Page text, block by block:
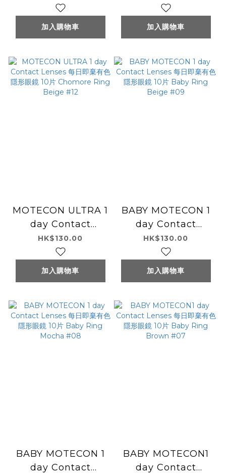
隱形眼鏡 10片
Chomore Candy
加入購物車
隱形眼鏡 10片
Chomore Ring
加入購物車
MOTECON ULTRA 1
day Contact
Lenses 每日即棄有色
隱形眼鏡 10片
Chomore Ring
HK$130.00
加入購物車
BABY MOTECON 1
day Contact
Lenses 每日即棄有色
隱形眼鏡 10片 Baby
Ring Beige #09
HK$130.00
加入購物車
BABY MOTECON 1
day Contact
BABY MOTECON1
day Contact